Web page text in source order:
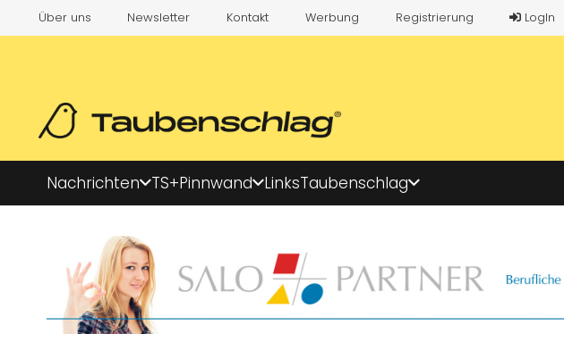
Über uns Newsletter Kontakt Werbung Registrierung LogIn
Nachrichten TS+Pinnwand LinksTaubenschlag